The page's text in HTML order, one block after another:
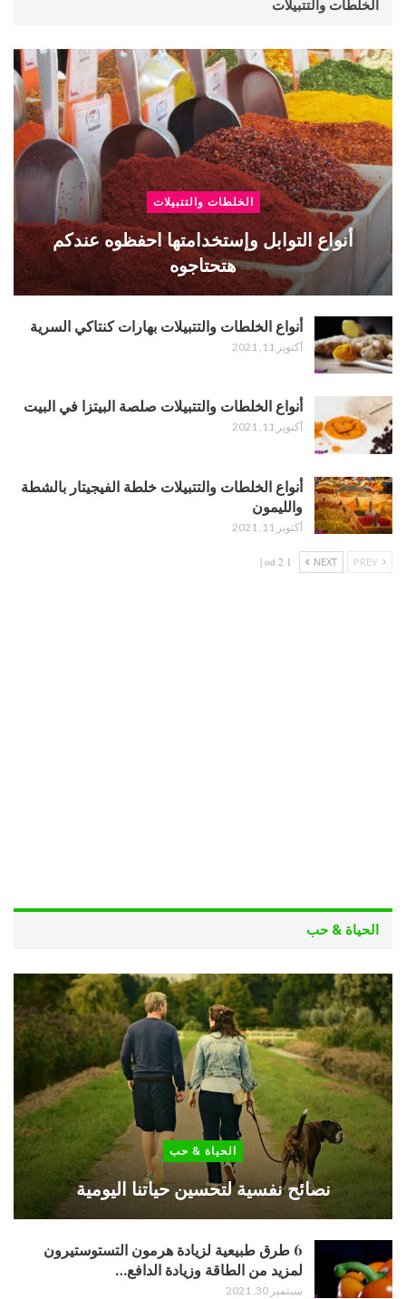
الخلطات والتتبيلات
الخلطات والتتبيلات
أنواع التوابل وإستخدامتها احفظوه عندكم
هتحتاجوه
أنواع الخلطات والتتبيلات بهارات كنتاكي السرية
أكتوبر 11, 2021
أنواع الخلطات والتتبيلات صلصة البيتزا في البيت
أكتوبر 11, 2021
أنواع الخلطات والتتبيلات خلطة الفيجيتار بالشطة
والليمون
أكتوبر 11, 2021
NEXT
1 od 2 |
الحياة & حب
الحياة & حب
نصائح نفسية لتحسين حياتنا اليومية
6 طرق طبيعية لزيادة هرمون التستوستيرون
لمزيد من الطاقة وزيادة الدافع…
سبتمبر 30, 2021